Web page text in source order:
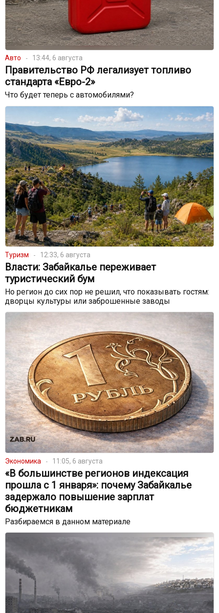
Авто 13:44, 6 августа
Правительство РФ легализует топливо
стандарта «Евро-2»
Что будет теперь с автомобилями?
Туризм 12:33, 6 августа
Власти: Забайкалье переживает
туристический бум
Но регион до сих пор не решил, что показывать гостям:
дворцы культуры или заброшенные заводы
Экономика 11:05, 6 августа
«В большинстве регионов индексация
прошла с 1 января»: почему Забайкалье
задержало повышение зарплат
бюджетникам
Разбираемся в данном материале